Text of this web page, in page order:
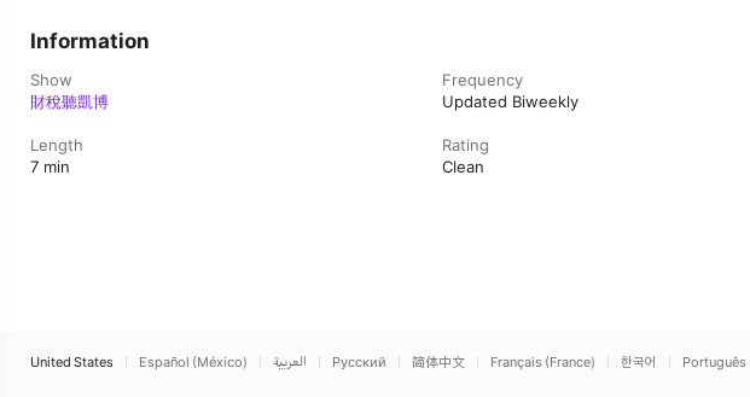
Information
Show
財稅聽凱博
Frequency
Updated Biweekly
Length
7 min
Rating
Clean
United States Español (México) العربية Русский 简体中文 Français (France) 한국어 Português